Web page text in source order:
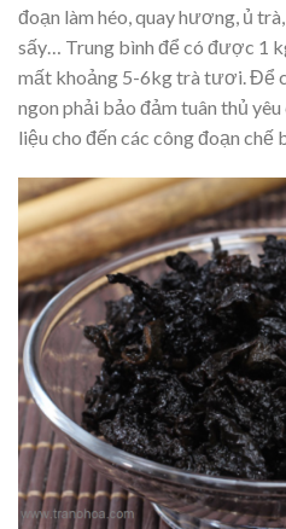
đoạn làm héo, quay hương, ủ
sấy… Trung bình để có được 1
mất khoảng 5-6kg trà tươi. Để
ngon phải bảo đảm tuân thủ
liệu cho đến các công đoạn